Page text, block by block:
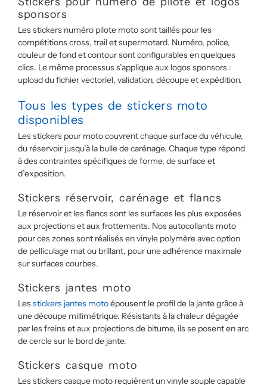
sponsors
Les stickers numéro pilote moto sont taillés pour les
compétitions cross, trail et supermotard. Numéro, police,
couleur de fond et contour sont configurables en quelques
clics. Le même processus s’applique aux logos sponsors :
upload du fichier vectoriel, validation, découpe et expédition.
Tous les types de stickers moto
disponibles
Les stickers pour moto couvrent chaque surface du véhicule,
du réservoir jusqu’à la bulle de carénage. Chaque type répond
à des contraintes spécifiques de forme, de surface et
d’exposition.
Stickers réservoir, carénage et flancs
Le réservoir et les flancs sont les surfaces les plus exposées
aux projections et aux frottements. Nos autocollants moto
pour ces zones sont réalisés en vinyle polymère avec option
de pelliculage mat ou brillant, pour une adhérence maximale
sur surfaces courbes.
Stickers jantes moto
Lesstickers jantes motoépousent le profil de la jante grâce à
une découpe millimétrique. Résistants à la chaleur dégagée
par les freins et aux projections de bitume, ils se posent en arc
de cercle sur le bord de jante.
Stickers casque moto
Les stickers casque moto requièrent un vinyle souple capable